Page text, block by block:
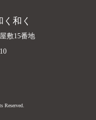
和く
敷15番地